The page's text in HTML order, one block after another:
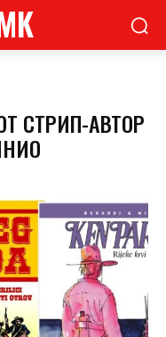
СТРИП-АВТОР